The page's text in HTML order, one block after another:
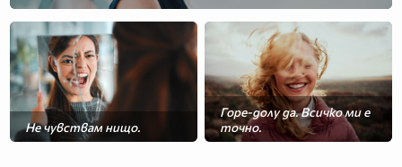
Не чувствам нищо.
Горе-долу да. Всичко ми е
точно.